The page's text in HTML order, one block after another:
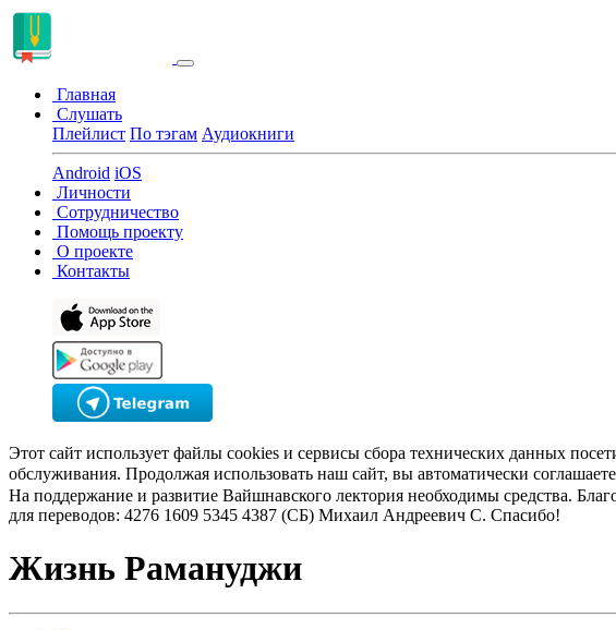
Главная
Слушать
Плейлист По тэгам Аудиокниги
Android iOS
Личности
Сотрудничество
Помощь проекту
О проекте
Контакты
Этот сайт использует файлы cookies и сервисы сбора технических данных
обслуживания. Продолжая использовать наш сайт, вы автоматически
На поддержание и развитие Вайшнавского лектория необходимы средства.
для переводов: 4276 1609 5345 4387 (СБ) Михаил Андреевич С. Спасибо!
Жизнь Рамануджи